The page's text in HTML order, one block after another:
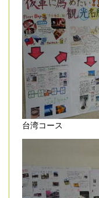
台湾コース